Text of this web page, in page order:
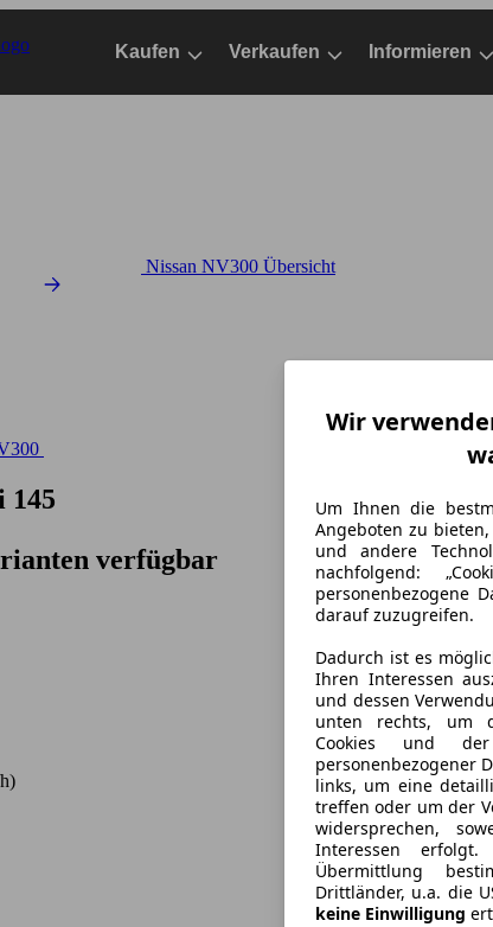
Kaufen Verkaufen Informieren
Nissan NV300 Übersicht
145
verfügbar
Wir
Um Ihnen die
Angeboten zu
und andere
nachfolgend:
personenbezogene
darauf zuzugreifen.
Dadurch ist es
Ihren Interessen
und dessen
unten rechts, um
Cookies und der
personenbezogener
links, um eine
treffen oder um der
widersprechen,
Interessen
Übermittlung
Drittländer, u.a. die
keine Einwilligung